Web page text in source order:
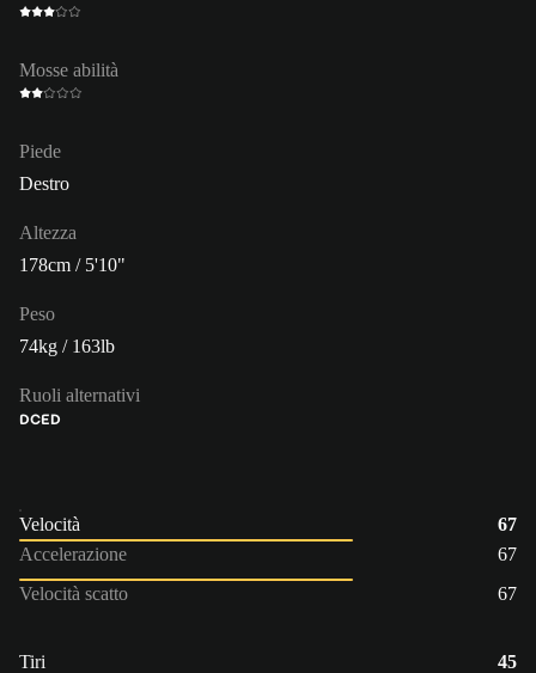
Mosse abilità
Piede
Destro
Altezza
178cm / 5'10"
Peso
74kg / 163lb
Ruoli alternativi
DCED
Velocità
67
Accelerazione
67
Velocità scatto
67
Tiri
45